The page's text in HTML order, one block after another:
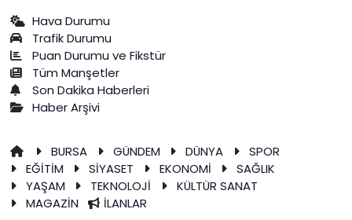
Hava Durumu
Trafik Durumu
Puan Durumu ve Fikstür
Tüm Manşetler
Son Dakika Haberleri
Haber Arşivi
BURSA GÜNDEM DÜNYA
SPOR
EĞİTİM
SİYASET EKONOMİ
SAĞLIK
YAŞAM
TEKNOLOJİ
KÜLTÜR SANAT
MAGAZİN
İLANLAR